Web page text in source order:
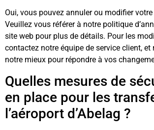
Oui, vous pouvez annuler ou modifier
Veuillez vous référer à notre politique
site web pour plus de détails. Pour les
contactez notre équipe de service client, et
notre mieux pour répondre à vos
Quelles mesures de
en place pour les
l’aéroport d’Abelag ?